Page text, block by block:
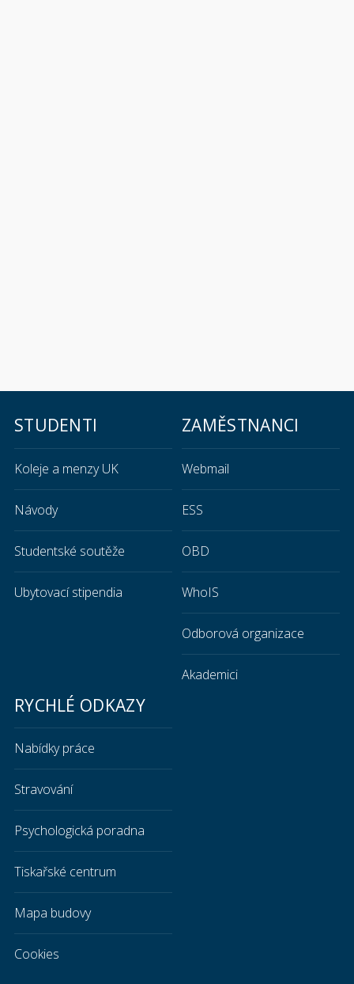
STUDENTI
Koleje a menzy UK
Návody
Studentské soutěže
Ubytovací stipendia
ZAMĚSTNANCI
Webmail
ESS
OBD
WhoIS
Odborová organizace
Akademici
RYCHLÉ ODKAZY
Nabídky práce
Stravování
Psychologická poradna
Tiskařské centrum
Mapa budovy
Cookies